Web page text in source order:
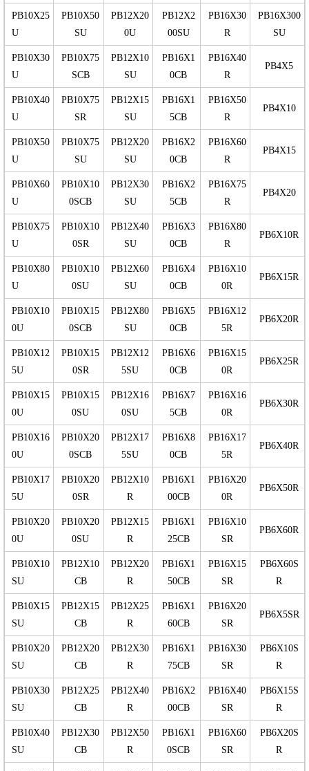
PB10X25
U
PB10X50
SU
PB12X20
0U
PB12X2
00SU
PB16X30
R
PB16X300
SU
PB10X30
U
PB10X75
SCB
PB12X10
SU
PB16X1
0CB
PB16X40
R
PB4X5
PB10X40
U
PB10X75
SR
PB12X15
SU
PB16X1
5CB
PB16X50
R
PB4X10
PB10X50
U
PB10X75
SU
PB12X20
SU
PB16X2
0CB
PB16X60
R
PB4X15
PB10X60
U
PB10X10
0SCB
PB12X30
SU
PB16X2
5CB
PB16X75
R
PB4X20
PB10X75
U
PB10X10
0SR
PB12X40
SU
PB16X3
0CB
PB16X80
R
PB6X10R
PB10X80
U
PB10X10
0SU
PB12X60
SU
PB16X4
0CB
PB16X10
0R
PB6X15R
PB10X10
0U
PB10X15
0SCB
PB12X80
SU
PB16X5
0CB
PB16X12
5R
PB6X20R
PB10X12
5U
PB10X15
0SR
PB12X12
5SU
PB16X6
0CB
PB16X15
0R
PB6X25R
PB10X15
0U
PB10X15
0SU
PB12X16
0SU
PB16X7
5CB
PB16X16
0R
PB6X30R
PB10X16
0U
PB10X20
0SCB
PB12X17
5SU
PB16X8
0CB
PB16X17
5R
PB6X40R
PB10X17
5U
PB10X20
0SR
PB12X10
R
PB16X1
00CB
PB16X20
0R
PB6X50R
PB10X20
0U
PB10X20
0SU
PB12X15
R
PB16X1
25CB
PB16X10
SR
PB6X60R
PB10X10
SU
PB12X10
CB
PB12X20
R
PB16X1
50CB
PB16X15
SR
PB6X60S
R
PB10X15
SU
PB12X15
CB
PB12X25
R
PB16X1
60CB
PB16X20
SR
PB6X5SR
PB10X20
SU
PB12X20
CB
PB12X30
R
PB16X1
75CB
PB16X30
SR
PB6X10S
R
PB10X30
SU
PB12X25
CB
PB12X40
R
PB16X2
00CB
PB16X40
SR
PB6X15S
R
PB10X40
SU
PB12X30
CB
PB12X50
R
PB16X1
0SCB
PB16X60
SR
PB6X20S
R